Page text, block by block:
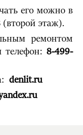
его можно в
этаж).
ремонтом
8-499-
denlit.ru